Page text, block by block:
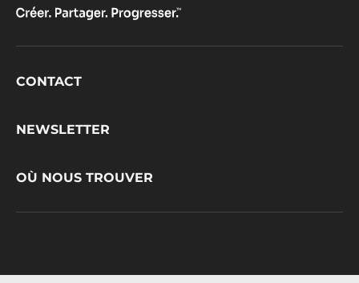
Footer
CONTACT
NEWSLETTER
OÙ NOUS TROUVER